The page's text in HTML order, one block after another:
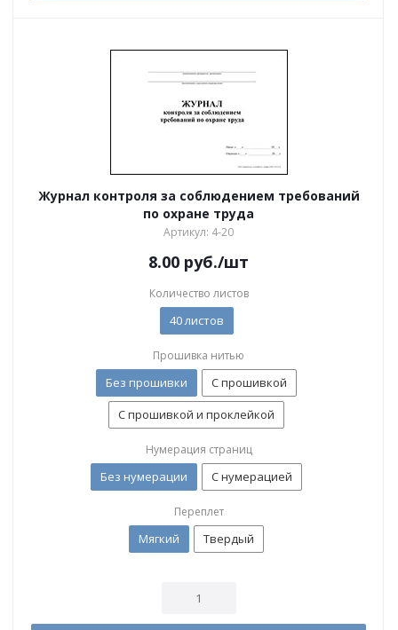
Журнал контроля за соблюдением требований
по охране труда
Артикул: 4-20
8.00 руб./шт
Количество листов
40 листов
Прошивка нитью
Без прошивки
С прошивкой
С прошивкой и проклейкой
Нумерация страниц
Без нумерации С нумерацией
Переплет
Мягкий Твердый